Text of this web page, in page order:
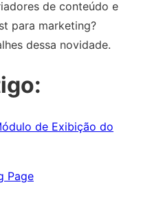
de conteúdo e
para marketing?
dessa novidade.
de Exibição do
Page